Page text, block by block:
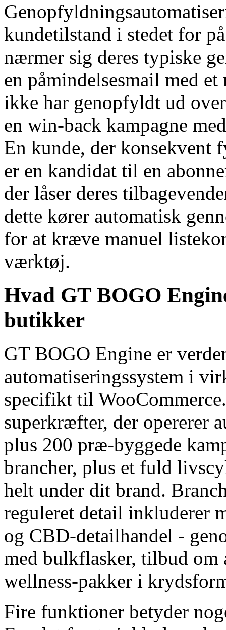
kundetilstand i stedet for
nærmer sig deres typiske
en påmindelsesmail med
ikke har genopfyldt ud
en win-back kampagne
En kunde, der konsekvent
er en kandidat til en
der låser deres
dette kører automatisk
for at kræve manuel
værktøj.
Hvad GT BOGO
butikker
GT BOGO Engine er
automatiseringssystem i
specifikt til
superkræfter, der opererer
plus 200 præ-byggede
brancher, plus et fuld
helt under dit brand.
reguleret detail inkluderer
og CBD-detailhandel -
med bulkflasker, tilbud om
wellness-pakker i
Fire funktioner betyder